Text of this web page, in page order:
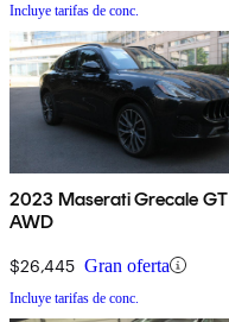
Incluye tarifas de conc.
2023 Maserati Grecale GT
AWD
$26,445 Gran oferta
Incluye tarifas de conc.